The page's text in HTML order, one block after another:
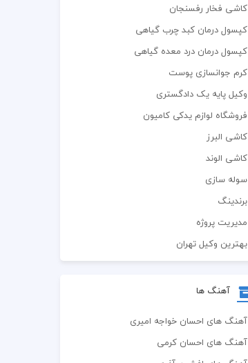
کاشی فخار رفسنجان
کپسول درمان کبد چرب گیاهی
کپسول درمان درد معده گیاهی
کرم جوانسازی پوست
وکیل پایه یک دادگستری
فروشگاه لوازم یدکی کامیون
کاشی البرز
کاشی الوند
سوله سازی
برندینگ
مدیریت پروژه
بهترین وکیل تهران
آهنگ ها
آهنگ های احسان خواجه امیری
آهنگ های احسان کرمی